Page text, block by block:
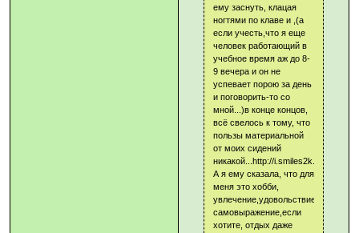
ему заснуть, клацая
ногтями по клаве и ,(а
если учесть,что я еще
человек работающий в
учебное время аж до 8-
9 вечера и он не
успевает порою за день
и поговорить-то со
мной...)в конце концов,
всё свелось к тому, что
пользы материальной
от моих сидений
никакой...http://i.smiles2k.net/
А я ему сказала, что для
меня это хобби,
увлечение,удовольствие,
самовыражение,если
хотите, отдых даже